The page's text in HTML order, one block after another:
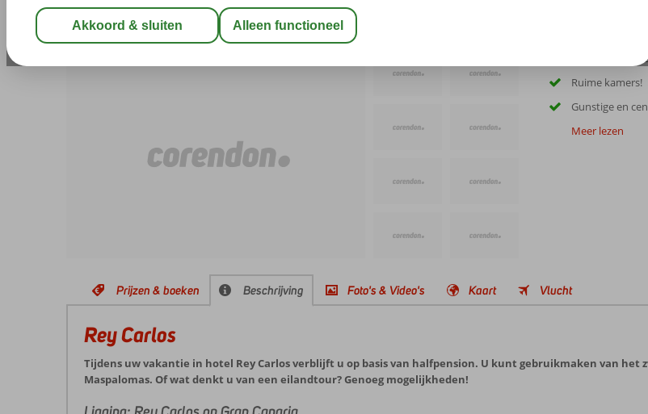
Rey Carlos
Halfpension Hotel
Uitstekend 3-
Ruime kamers!
Gunstige en
Meer lezen
Prijzen & boeken Beschrijving Foto's & Video's Kaart Vlucht
Rey Carlos
Tijdens uw vakantie in hotel Rey Carlos verblijft u op basis van halfpension. U kunt gebruikmaken van
Maspalomas. Of wat denkt u van een eilandtour? Genoeg mogelijkheden!